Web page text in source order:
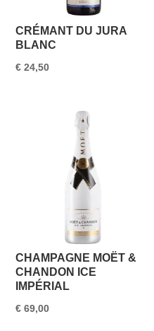
CRÉMANT DU JURA
BLANC
€ 24,50
CHAMPAGNE MOËT &
CHANDON ICE
IMPÉRIAL
€ 69,00